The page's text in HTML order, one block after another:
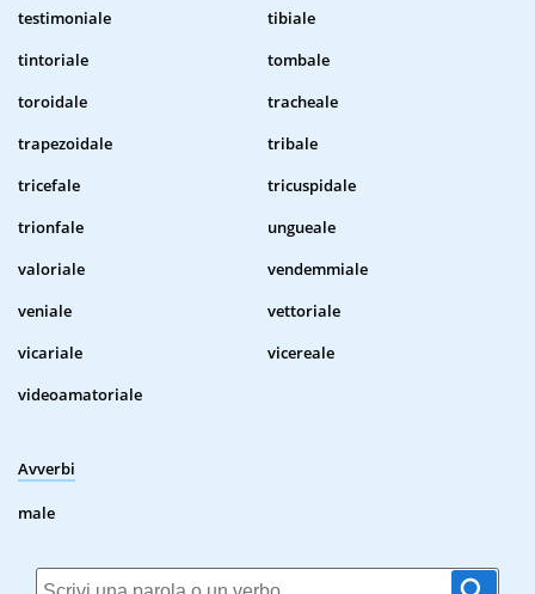
testimoniale
tibiale
tintoriale
tombale
toroidale
tracheale
trapezoidale
tribale
tricefale
tricuspidale
trionfale
ungueale
valoriale
vendemmiale
veniale
vettoriale
vicariale
vicereale
videoamatoriale
Avverbi
male